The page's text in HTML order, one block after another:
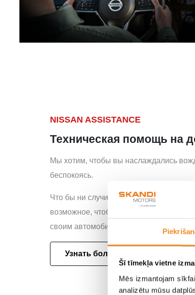
Šī tīmekļa vietne
Mēs izmantojam
analizētu mūsu
NISSAN ASSISTANCE
Техническая помощь на
Мы хотим, чтобы вы наслаждались
беспокоясь.
Что бы ни случилось, смело звоните
возможное, чтобы вы как можно
своим автомобилем – 24 часа в сутки,
Узнать больше